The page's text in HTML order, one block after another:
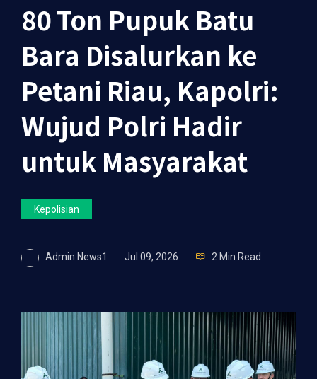
80 Ton Pupuk Batu
Bara Disalurkan ke
Petani Riau, Kapolri:
Wujud Polri Hadir
untuk Masyarakat
Kepolisian
Admin News1 Jul 09, 2026 2 Min Read